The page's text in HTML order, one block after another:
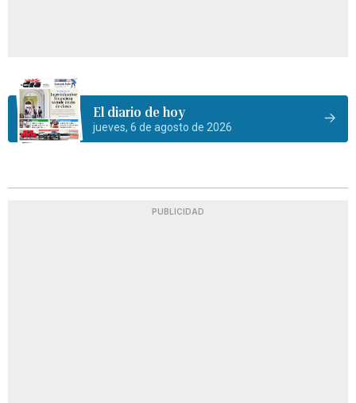
El diario de hoy
jueves, 6 de agosto de 2026
PUBLICIDAD